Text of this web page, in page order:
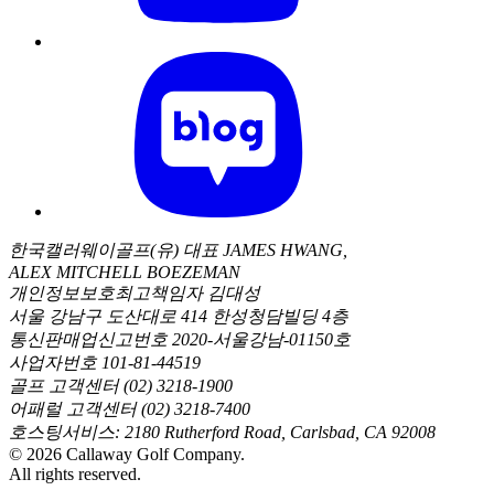
한국캘러웨이골프(유) 대표 JAMES HWANG,
ALEX MITCHELL BOEZEMAN
개인정보보호최고책임자 김대성
서울 강남구 도산대로 414 한성청담빌딩 4층
통신판매업신고번호 2020-서울강남-01150호
사업자번호 101-81-44519
골프 고객센터 (02) 3218-1900
어패럴 고객센터 (02) 3218-7400
호스팅서비스: 2180 Rutherford Road, Carlsbad, CA 92008
© 2026 Callaway Golf Company.
All rights reserved.